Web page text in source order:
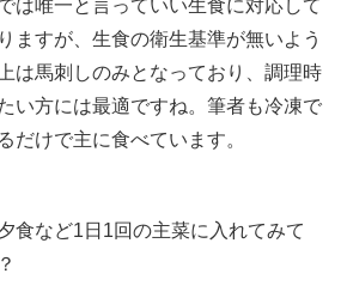
は唯一と言っていい生食に対応して
ますが、生食の衛生基準が無いよう
は馬刺しのみとなっており、調理時
い方には最適ですね。筆者も冷凍で
だけで主に食べています。
食など1日1回の主菜に入れてみて